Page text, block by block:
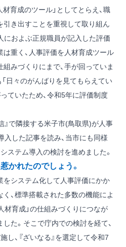
材育成のツール」としてとらえ、職
引き出すことを重視して取り組ん
におよぶ正規職員が記入した評価
重く、人事評価を人材育成ツール
みづくりにまで、手が回っていま
日々のがんばりを見てもらえてい
ていたため、令和5年に評価制度
』で隣接する米子市(鳥取県)が人事
入した記事を読み、当市にも同様
ステム導入の検討を進めました。
かれたのでしょう。
システム化して人事評価にかか
、標準搭載された多数の機能によ
材育成」の仕組みづくりにつなが
た。そこで庁内での検討を経て、
、『ざいなる』を選定して令和7